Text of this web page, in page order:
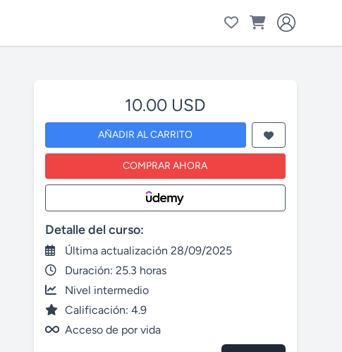
10.00 USD
AÑADIR AL CARRITO
COMPRAR AHORA
Detalle del curso:
Última actualización 28/09/2025
Duración: 25.3 horas
Nivel intermedio
Calificación: 4.9
Acceso de por vida